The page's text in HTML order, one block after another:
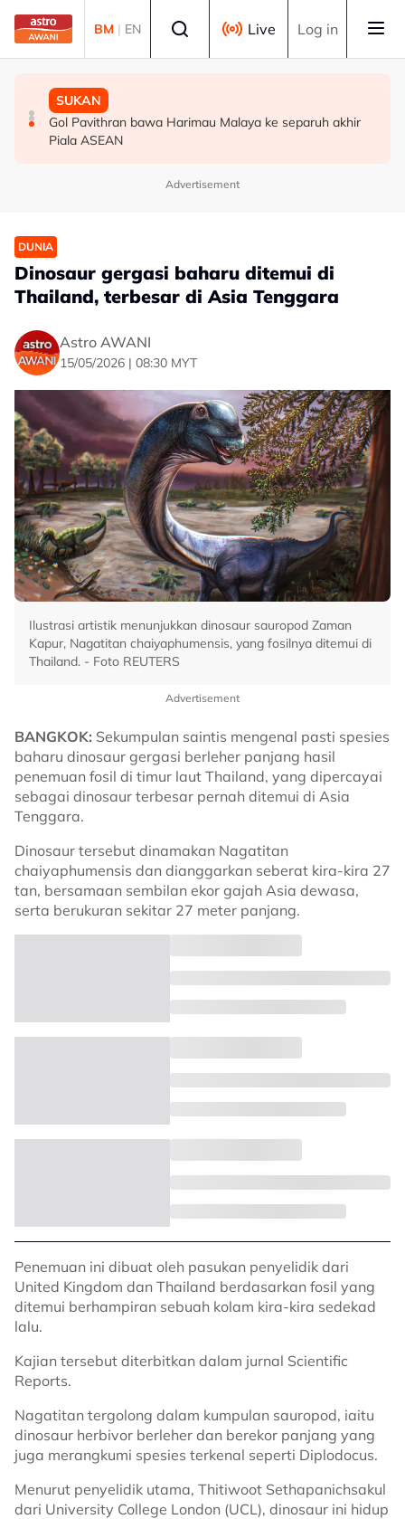
Skip to main content
BM | EN Live Log in
MALAYSIA
Berita tempatan pilihan sepanjang hari ini
MALAYSIA
Bapa lemas cuba selamatkan anak jatuh kolam ikan
SUKAN
Gol Pavithran bawa Harimau Malaya ke separuh akhir
Piala ASEAN
Advertisement
DUNIA
Dinosaur gergasi baharu ditemui di
Thailand, terbesar di Asia Tenggara
Astro AWANI
15/05/2026 | 08:30 MYT
Ilustrasi artistik menunjukkan dinosaur sauropod Zaman
Kapur, Nagatitan chaiyaphumensis, yang fosilnya ditemui di
Thailand. - Foto REUTERS
Advertisement
BANGKOK: Sekumpulan saintis mengenal pasti spesies
baharu dinosaur gergasi berleher panjang hasil
penemuan fosil di timur laut Thailand, yang dipercayai
sebagai dinosaur terbesar pernah ditemui di Asia
Tenggara.
Dinosaur tersebut dinamakan Nagatitan
chaiyaphumensis dan dianggarkan seberat kira-kira 27
tan, bersamaan sembilan ekor gajah Asia dewasa,
serta berukuran sekitar 27 meter panjang.
Penemuan ini dibuat oleh pasukan penyelidik dari
United Kingdom dan Thailand berdasarkan fosil yang
ditemui berhampiran sebuah kolam kira-kira sedekad
lalu.
Kajian tersebut diterbitkan dalam jurnal Scientific
Reports.
Nagatitan tergolong dalam kumpulan sauropod, iaitu
dinosaur herbivor berleher dan berekor panjang yang
juga merangkumi spesies terkenal seperti Diplodocus.
Menurut penyelidik utama, Thitiwoot Sethapanichsakul
dari University College London (UCL), dinosaur ini hidup